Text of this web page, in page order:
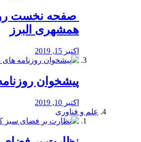
صفحه نخست
همشهری البرز
اکتبر 15, 2019
پیشخوان
اکتبر 10, 2019
علم و فناوری